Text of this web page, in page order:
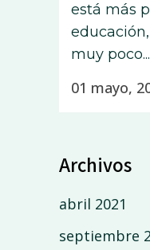
está más
muy poco...
01 mayo,
Archivos
abril 2021
septiembre